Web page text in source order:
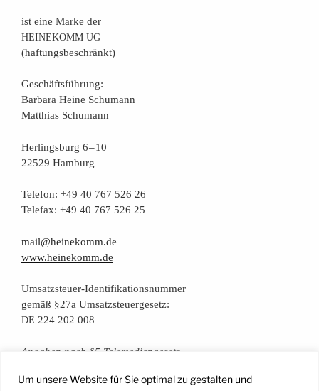
Um unsere Website für Sie optimal zu gestalten und
ist eine Mar­ke der
HEINEKOMM UG
(haf­tungs­be­schränkt)
Geschäfts­füh­rung:
Bar­ba­ra Hei­ne Schumann
Mat­thi­as Schumann
Her­lings­burg 6 – 10
22529 Hamburg
Tele­fon: +49 40 767 526 26
Tele­fax: +49 40 767 526 25
mail@heinekomm.de
www.heinekomm.de
Umsatz­steu­er-Iden­ti­fi­ka­ti­ons­num­mer
gemäß §27a Umsatzsteuergesetz:
DE 224 202 008
Anga­ben nach §5 Telemediengesetz
Daten­schutz­er­klä­rung